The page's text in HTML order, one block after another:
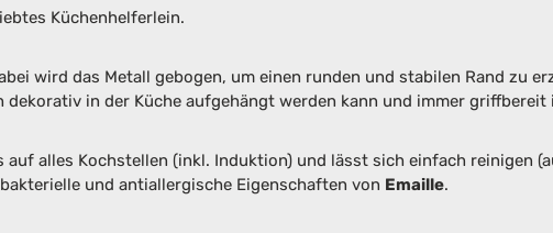
Küchenhelferlein.
wird das Metall gebogen, um einen runden und stabilen Rand zu
in der Küche aufgehängt werden kann und immer griffbereit
alles Kochstellen (inkl. Induktion) und lässt sich einfach reinigen
und antiallergische Eigenschaften von Emaille.